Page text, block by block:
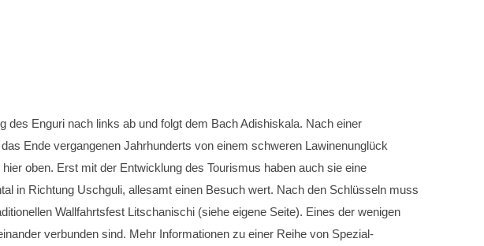
Enguri nach links ab und folgt dem Bach Adishiskala. Nach einer
Ende vergangenen Jahrhunderts von einem schweren Lawinenunglück
oben. Erst mit der Entwicklung des Tourismus haben auch sie eine
in Richtung Uschguli, allesamt einen Besuch wert. Nach den Schlüsseln muss
Wallfahrtsfest Litschanischi (siehe eigene Seite). Eines der wenigen
verbunden sind. Mehr Informationen zu einer Reihe von Spezial-